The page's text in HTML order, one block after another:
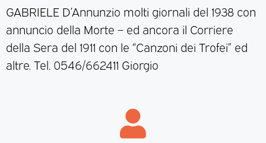
GABRIELE D’Annunzio molti giornali del 1938 con
annuncio della Morte – ed ancora il Corriere
della Sera del 1911 con le “Canzoni dei Trofei” ed
altre. Tel. 0546/662411 Giorgio